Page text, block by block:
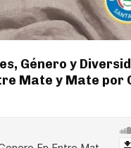
Género y
Mate y Mate por